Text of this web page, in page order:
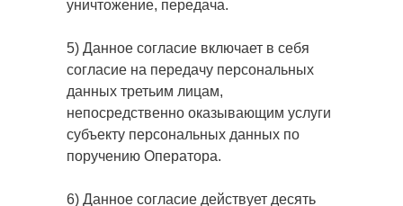
уничтожение, передача.
5) Данное согласие включает в себя
согласие на передачу персональных
данных третьим лицам,
непосредственно оказывающим услуги
субъекту персональных данных по
поручению Оператора.
6) Данное согласие действует десять